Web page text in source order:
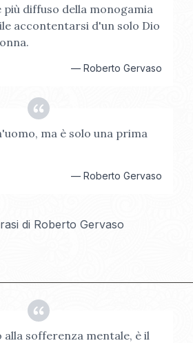
diffuso della monogamia
accontentarsi d'un solo Dio
— Roberto Gervaso
ma è solo una prima
— Roberto Gervaso
di Roberto Gervaso
sofferenza mentale, è il